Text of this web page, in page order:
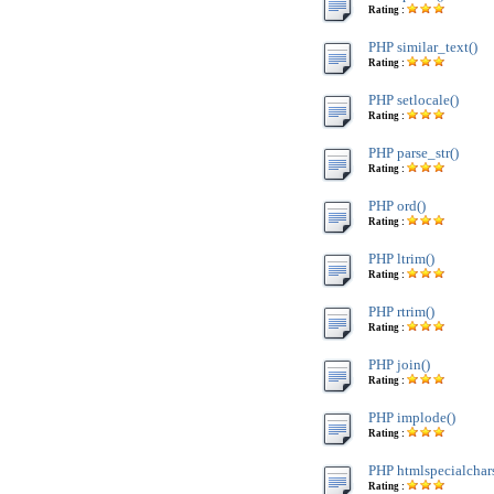
Rating :
PHP similar_text()
Rating :
PHP setlocale()
Rating :
PHP parse_str()
Rating :
PHP ord()
Rating :
PHP ltrim()
Rating :
PHP rtrim()
Rating :
PHP join()
Rating :
PHP implode()
Rating :
PHP
Rating :